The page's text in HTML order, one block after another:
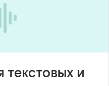
текстовых и